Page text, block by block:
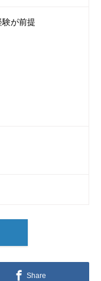
験が前提
Share